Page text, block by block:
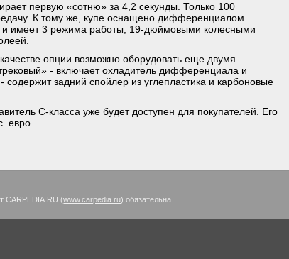
первую «сотню» за 4,2 секунды. Только 100
К тому же, купе оснащено дифференциалом
и имеет 3 режима работы, 19-дюймовыми колесными
опции возможно оборудовать еще двумя
- включает охладитель дифференциала и
задний спойлер из углепластика и карбоновые
С-класса уже будет доступен для покупателей. Его
евро.
CARPEDIA.RU (www.carpedia.ru) обязательна.